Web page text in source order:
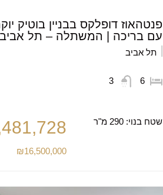
פנטהאוז דופלקס בבניין בוטיק
עם בריכה | המשתלה – תל אביב
תל אביב
6
3
שטח בנוי:290 מ"ר
₪16,500,000